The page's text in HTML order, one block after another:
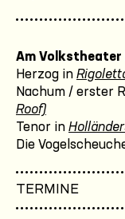
Am Volkstheater
Herzog in
Nachum / erster
Roof)
Tenor in
Die
TERMINE